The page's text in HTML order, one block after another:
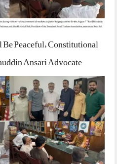
Be Peaceful, Constitutional
Ansari Advocate